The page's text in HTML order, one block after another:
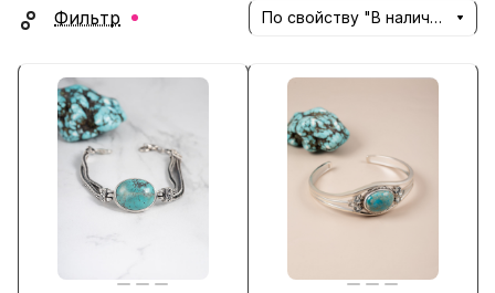
Фильтр По свойству "В наличии" (убывание)